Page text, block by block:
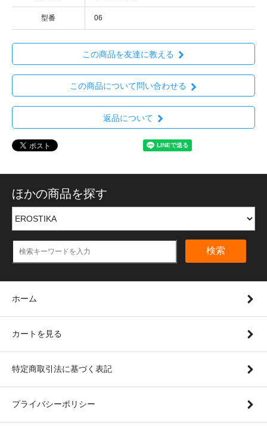
型番 06
この商品を友達に教える
この商品について問い合わせる
返品について
ほかの商品を探す
検索
ホーム
カートを見る
特定商取引法に基づく表記
プライバシーポリシー